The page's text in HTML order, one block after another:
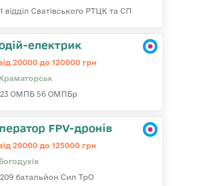
1 відділ Сватівського РТЦК та СП
електрик
20000 до 120000 грн
23 ОМПБ 56 ОМПБр
FPV-дронів
20000 до 125000 грн
209 батальйон Сил ТрО